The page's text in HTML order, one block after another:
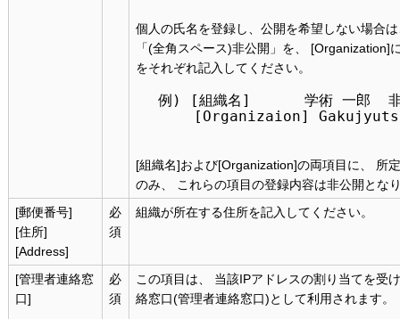
個人の氏名を登録し、公開を希望しない場合
「(全角スペース)非公開」を、 [Organization]
をそれぞれ記入してください。
例) [組織名]      学術 一郎  非
[Organizaion]
[組織名]および[Organization]の両項目に、 所
のみ、 これらの項目の登録内容は非公開とな
[郵便番号]
[住所]
[Address]
必
須
組織が所在する住所を記入してください。
[管理者連絡窓
口]
必
須
この項目は、 当該IPアドレスの割り当てを受
絡窓口(管理者連絡窓口)として利用されます。